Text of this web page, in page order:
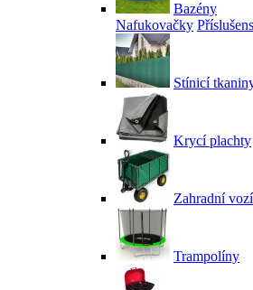
Bazény
Nafukovačky
Stínicí
Krycí plachty
Zahradní
Trampolíny